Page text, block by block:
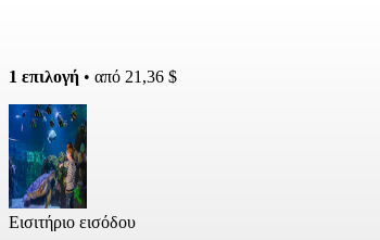
1 επιλογή • από 21,36 $
Εισιτήριο εισόδου